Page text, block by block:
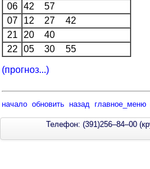
06
42
57
07
12 27
42
21
20
40
22
05 30 55
(прогноз...)
начало обновить назад главное_меню
Телефон: (391)256–84–00